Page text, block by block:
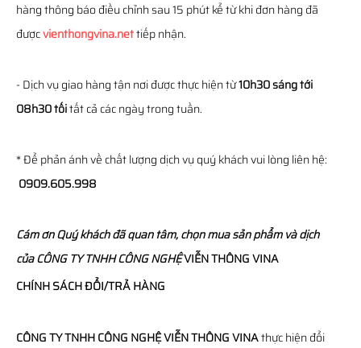
hàng thông báo điều chỉnh sau 15 phút kể từ khi đơn hàng đã
đượcvienthongvina.nettiếp nhận.
- Dịch vụ giao hàng tận nơi được thực hiện từ10h30 sáng tới
08h30 tốitất cả các ngày trong tuần.
* Để phản ánh về chất lượng dịch vụ quý khách vui lòng liên hệ:
0909.605.998
Cám ơn Quý khách đã quan tâm, chọn mua sản phẩm và dịch
củaCÔNG TY TNHH CÔNG NGHỆVIỄN THÔNGVINA
CHÍNH SÁCH ĐỔI/TRẢ HÀNG
CÔNG TY TNHH CÔNG NGHỆ VIỄN THÔNG VINAthực hiện đổi